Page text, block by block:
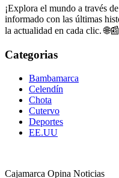
¡Explora el mundo a través
informado con las últimas
la actualidad en cada clic. 🌐📰
Categorias
Bambamarca
Celendín
Chota
Cutervo
Deportes
EE.UU
Cajamarca Opina Noticias